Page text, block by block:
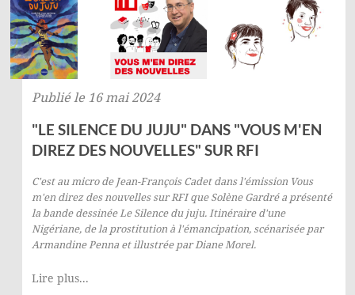
Publié le 16 mai 2024
"LE SILENCE DU JUJU" DANS "VOUS M'EN
DIREZ DES NOUVELLES" SUR RFI
C'est au micro de Jean-François Cadet dans l'émission Vous
m'en direz des nouvellessurRFIque Solène Gardré a présenté
la bande dessinée Le Silence du juju. Itinéraire d'une
Nigériane, de la prostitution à l'émancipation, scénarisée par
Armandine Penna et illustrée par Diane Morel.
Lire plus...